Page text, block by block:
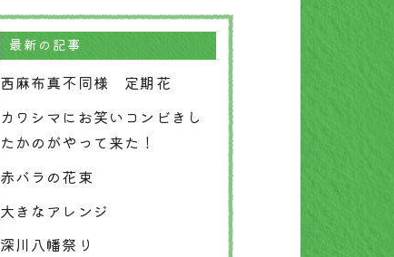
最新の記事
西麻布真不同様 定期花
カワシマにお笑いコンビきし
たかのがやって来た！
赤バラの花束
大きなアレンジ
深川八幡祭り